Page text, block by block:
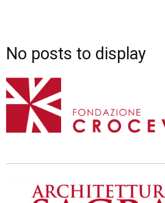
No posts to display